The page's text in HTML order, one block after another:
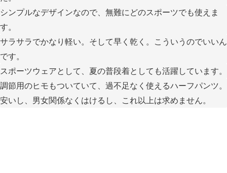
シンプルなデザインなので、無難にどのスポーツでも使えま
す。
サラサラでかなり軽い。そして早く乾く。こういうのでいいん
です。
スポーツウェアとして、夏の普段着としても活躍しています。
調節用のヒモもついていて、過不足なく使えるハーフパンツ。
安いし、男女関係なくはけるし、これ以上は求めません。